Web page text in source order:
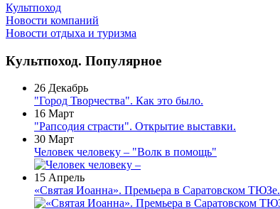
Культпоход
Новости компаний
Новости отдыха и туризма
Культпоход. Популярное
26 Декабрь
"Город Творчества". Как это было.
16 Март
"Рапсодия страсти". Открытие выставки.
30 Март
Человек человеку – "Волк в помощь"
15 Апрель
«Святая Иоанна». Премьера в Саратовском ТЮЗе.